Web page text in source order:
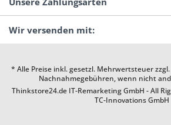
Wir versenden mit:
* Alle Preise inkl. gesetzl. Mehrwertsteuer zzgl.
Nachnahmegebühren, wenn nicht
Thinkstore24.de IT-Remarketing GmbH - All
TC-Innovations GmbH